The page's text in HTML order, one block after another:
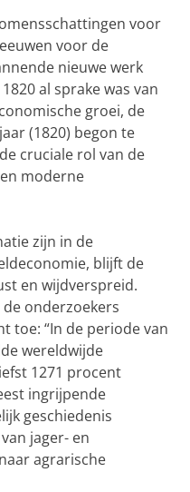
voor
voor de
nieuwe werk
al sprake was van
groei, de
(1820) begon te
cruciale rol van de
moderne
zijn in de
blijft de
en wijdverspreid.
onderzoekers
toe: “In de periode van
wereldwijde
1271 procent
ingrijpende
geschiedenis
jager- en
agrarische